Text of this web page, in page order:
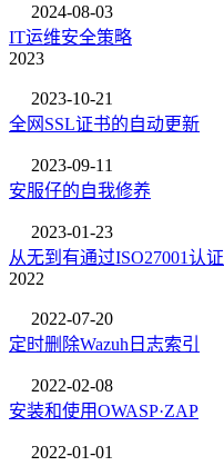
2024-08-03
IT运维安全策略
2023
2023-10-21
全网SSL证书的自动更新
2023-09-11
安服仔的自我修养
2023-01-23
从无到有通过ISO27001认证
2022
2022-07-20
定时删除Wazuh日志索引
2022-02-08
安装和使用OWASP·ZAP
2022-01-01